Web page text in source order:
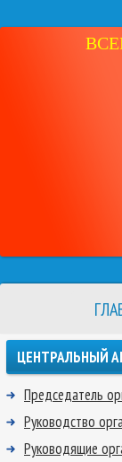
ЦЕНТРАЛЬНЫЙ
Председатель
Руководство
Руководящие